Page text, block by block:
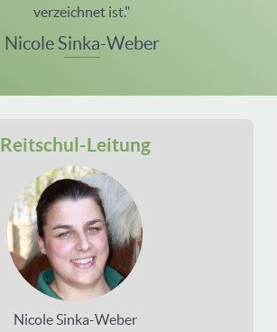
verzeichnet ist."
Nicole Sinka-Weber
Reitschul-Leitung
Nicole Sinka-Weber